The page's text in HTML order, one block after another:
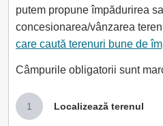
putem propune împădurirea
concesionarea/vânzarea
care caută terenuri bune de
Câmpurile obligatorii sunt
1 Localizează terenul